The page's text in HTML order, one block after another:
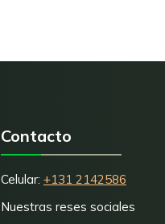
Contacto
Celular: +131 2142586
Nuestras reses sociales